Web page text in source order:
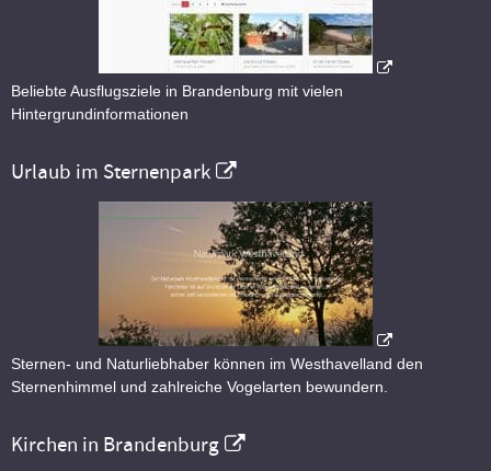
Beliebte Ausflugsziele in Brandenburg mit vielen
Hintergrundinformationen
Urlaub im Sternenpark
Sternen- und Naturliebhaber können im Westhavelland den
Sternenhimmel und zahlreiche Vogelarten bewundern.
Kirchen in Brandenburg